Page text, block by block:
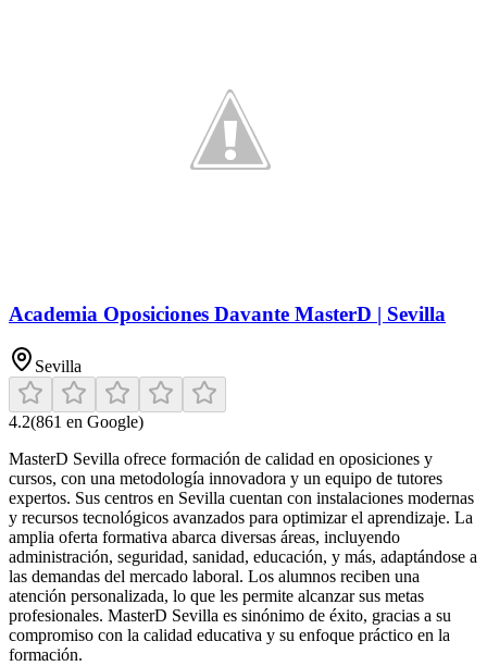
Academia Oposiciones Davante MasterD | Sevilla
Sevilla
4.2(861 en Google)
MasterD Sevilla ofrece formación de calidad en oposiciones y
cursos, con una metodología innovadora y un equipo de tutores
expertos. Sus centros en Sevilla cuentan con instalaciones modernas
y recursos tecnológicos avanzados para optimizar el aprendizaje. La
amplia oferta formativa abarca diversas áreas, incluyendo
administración, seguridad, sanidad, educación, y más, adaptándose a
las demandas del mercado laboral. Los alumnos reciben una
atención personalizada, lo que les permite alcanzar sus metas
profesionales. MasterD Sevilla es sinónimo de éxito, gracias a su
compromiso con la calidad educativa y su enfoque práctico en la
formación.